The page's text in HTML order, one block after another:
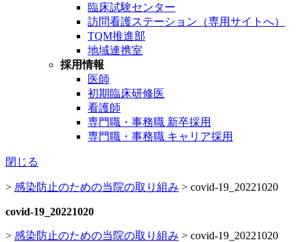
臨床試験センター
訪問看護ステーション（専用サイトへ）
TQM推進部
地域連携室
採用情報
医師
初期臨床研修医
看護師
専門職・事務職 新卒採用
専門職・事務職 キャリア採用
閉じる
> 感染防止のための当院の取り組み > covid-19_20221020
covid-19_20221020
> 感染防止のための当院の取り組み > covid-19_20221020